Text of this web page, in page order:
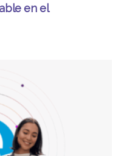
en el